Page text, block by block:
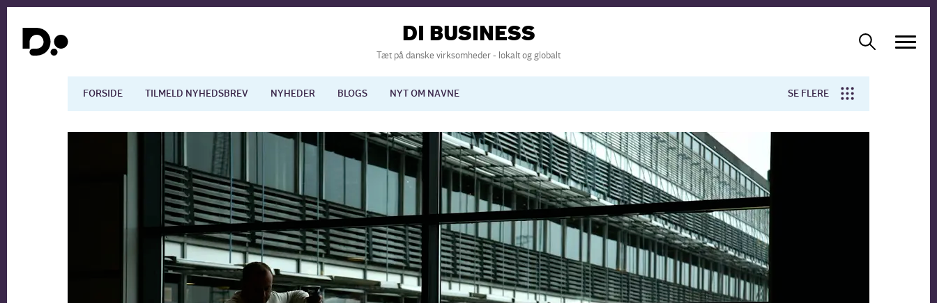
DI BUSINESS
Tæt på danske virksomheder - lokalt og globalt
FORSIDE TILMELD NYHEDSBREV NYHEDER BLOGS NYT OM NAVNE SE FLERE
Digitalisering International økonomi Arbejdsmiljø
Arbejdsmarkedet Uddannelse Europapolitik Forskning